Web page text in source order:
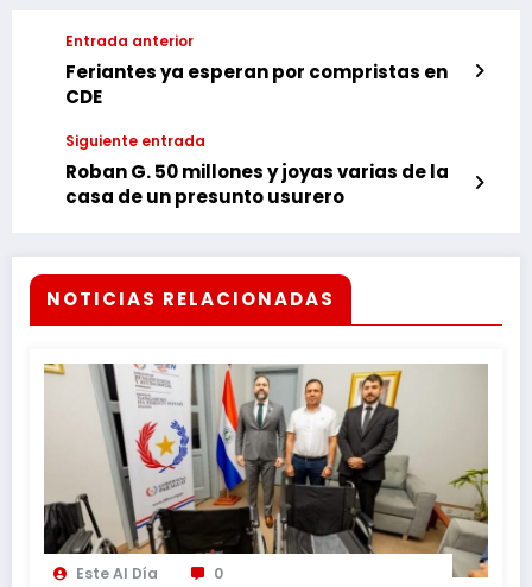
Entrada anterior
Feriantes ya esperan por compristas en
CDE
Siguiente entrada
Roban G. 50 millones y joyas varias de la
casa de un presunto usurero
NOTICIAS RELACIONADAS
Este Al Día 0